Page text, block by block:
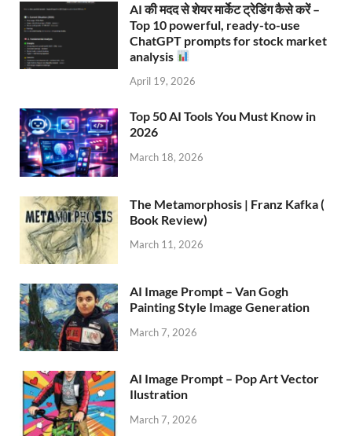
AI की मदद से शेयर मार्केट ट्रेडिंग कैसे करें –
Top 10 powerful, ready-to-use
ChatGPT prompts for stock market
analysis
April 19, 2026
Top 50 AI Tools You Must Know in
2026
March 18, 2026
The Metamorphosis | Franz Kafka (
Book Review)
March 11, 2026
AI Image Prompt – Van Gogh
Painting Style Image Generation
March 7, 2026
AI Image Prompt – Pop Art Vector
Ilustration
March 7, 2026